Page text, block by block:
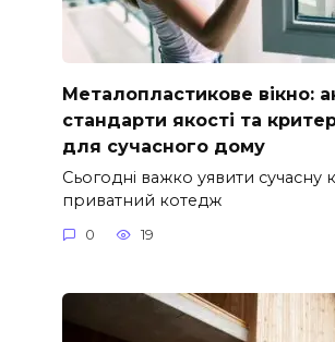
Металопластикове вікно:
стандарти якості та
для сучасного дому
Сьогодні важко уявити сучасну
приватний котедж
0 19